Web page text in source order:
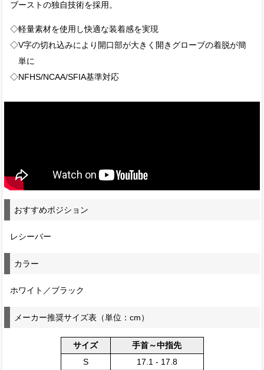
ブーストの独自技術を採用。
◇軽量素材を使用し快適な装着感を実現
◇V字の切れ込みにより開口部が大きく開きグローブの着脱が簡
単に
◇NFHS/NCAA/SFIA基準対応
おすすめポジション
レシーバー
カラー
ホワイト／ブラック
メーカー推奨サイズ表（単位：cm）
サイズ
手首～中指先
S
17.1 - 17.8